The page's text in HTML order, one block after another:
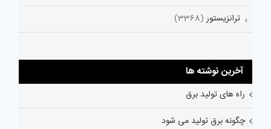
ترانزیستور (3368)
آخرین نوشته ها
راه های تولید برق
چگونه برق تولید می شود